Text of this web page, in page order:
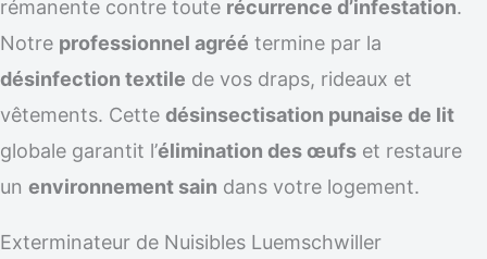
rémanente contre toute récurrence d’infestation.
Notre professionnel agréé termine par la
désinfection textile de vos draps, rideaux et
vêtements. Cette désinsectisation punaise de lit
globale garantit l’élimination des œufs et restaure
un environnement sain dans votre logement.
Exterminateur de Nuisibles Luemschwiller